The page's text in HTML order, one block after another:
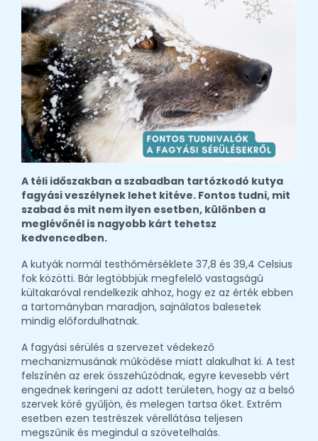
A téli időszakban a szabadban tartózkodó kutya
fagyási veszélynek lehet kitéve. Fontos tudni, mit
szabad és mit nem ilyen esetben, különben a
meglévőnél is nagyobb kárt tehetsz
kedvencedben.
A kutyák normál testhőmérséklete 37,8 és 39,4 Celsius
fok közötti. Bár legtöbbjük megfelelő vastagságú
kültakaróval rendelkezik ahhoz, hogy ez az érték ebben
a tartományban maradjon, sajnálatos balesetek
mindig előfordulhatnak.
A fagyási sérülés a szervezet védekező
mechanizmusának működése miatt alakulhat ki. A test
felszínén az erek összehúzódnak, egyre kevesebb vért
engednek keringeni az adott területen, hogy az a belső
szervek köré gyűljön, és melegen tartsa őket. Extrém
esetben ezen testrészek vérellátása teljesen
megszűnik és megindul a szövetelhalás.